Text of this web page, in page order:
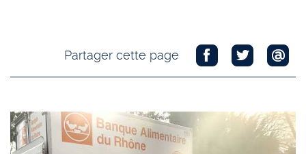
Partager cette page